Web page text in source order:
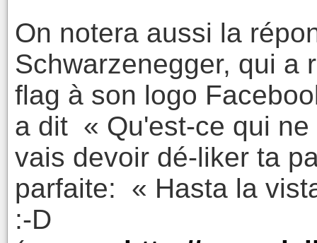
On notera aussi la
Schwarzenegger, qui a
flag à son logo
a dit « Qu'est-ce qui
vais devoir dé-liker ta
parfaite: « Hasta la
:-D